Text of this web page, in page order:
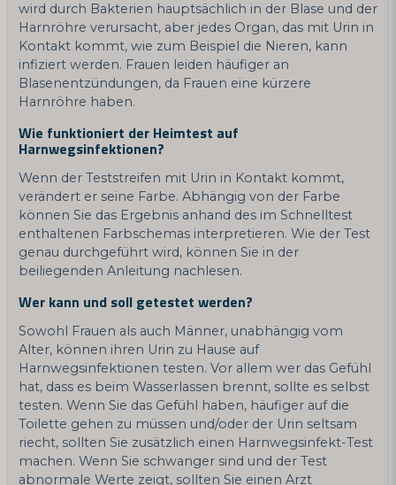
wird durch Bakterien hauptsächlich in der Blase und der
Harnröhre verursacht, aber jedes Organ, das mit Urin in
Kontakt kommt, wie zum Beispiel die Nieren, kann
infiziert werden. Frauen leiden häufiger an
Blasenentzündungen, da Frauen eine kürzere
Harnröhre haben.
Wie funktioniert der Heimtest auf
Harnwegsinfektionen?
Wenn der Teststreifen mit Urin in Kontakt kommt,
verändert er seine Farbe. Abhängig von der Farbe
können Sie das Ergebnis anhand des im Schnelltest
enthaltenen Farbschemas interpretieren. Wie der Test
genau durchgeführt wird, können Sie in der
beiliegenden Anleitung nachlesen.
Wer kann und soll getestet werden?
Sowohl Frauen als auch Männer, unabhängig vom
Alter, können ihren Urin zu Hause auf
Harnwegsinfektionen testen. Vor allem wer das Gefühl
hat, dass es beim Wasserlassen brennt, sollte es selbst
testen. Wenn Sie das Gefühl haben, häufiger auf die
Toilette gehen zu müssen und/oder der Urin seltsam
riecht, sollten Sie zusätzlich einen Harnwegsinfekt-Test
machen. Wenn Sie schwanger sind und der Test
abnormale Werte zeigt, sollten Sie einen Arzt